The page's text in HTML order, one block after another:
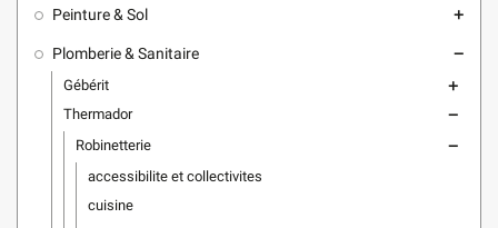
Peinture & Sol add
Plomberie & Sanitaire remove
Gébérit add
Thermador remove
Robinetterie remove
accessibilite et collectivites
cuisine